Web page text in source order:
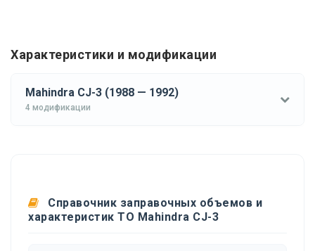
Характеристики и модификации
Mahindra CJ-3 (1988 — 1992)
4 модификации
Справочник заправочных объемов и
характеристик ТО Mahindra CJ-3